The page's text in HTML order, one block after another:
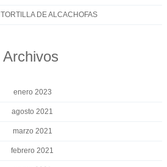
TORTILLA DE ALCACHOFAS
Archivos
enero 2023
agosto 2021
marzo 2021
febrero 2021